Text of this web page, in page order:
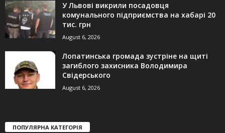
У Львові викрили посадовця
комунального підприємства на хабарі 20
тис. грн
August 6, 2026
Лопатинська громада зустріне на щиті
загиблого захисника Володимира
Свідерського
August 6, 2026
ПОПУЛЯРНА КАТЕГОРІЯ